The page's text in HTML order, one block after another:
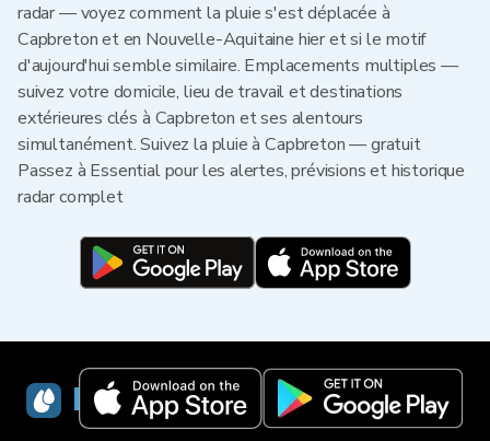
radar — voyez comment la pluie s'est déplacée à
Capbreton et en Nouvelle-Aquitaine hier et si le motif
d'aujourd'hui semble similaire. Emplacements multiples —
suivez votre domicile, lieu de travail et destinations
extérieures clés à Capbreton et ses alentours
simultanément. Suivez la pluie à Capbreton — gratuit
Passez à Essential pour les alertes, prévisions et historique
radar complet
RainViewer